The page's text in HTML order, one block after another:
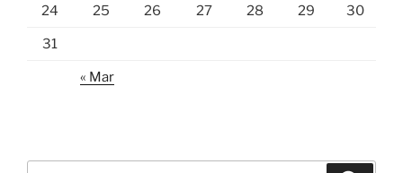
24 25 26 27 28 29 30
31
« Mar